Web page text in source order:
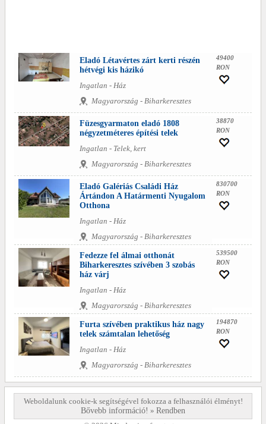
Eladó Létavértes zárt kerti részén
hétvégi kis házikó
Ingatlan - Ház
Magyarország - Biharkeresztes
49400
RON
Füzesgyarmaton eladó 1808
négyzetméteres építési telek
Ingatlan - Telek, kert
Magyarország - Biharkeresztes
38870
RON
Eladó Galériás Családi Ház
Ártándon A Határmenti Nyugalom
Otthona
Ingatlan - Ház
Magyarország - Biharkeresztes
830700
RON
Fedezze fel álmai otthonát
Biharkeresztes szívében 3 szobás
ház várj
Ingatlan - Ház
Magyarország - Biharkeresztes
539500
RON
Furta szívében praktikus ház nagy
telek számtalan lehetőség
Ingatlan - Ház
Magyarország - Biharkeresztes
194870
RON
Weboldalunk cookie-k segítségével fokozza a felhasználói élményt!
Bővebb információ! » Rendben